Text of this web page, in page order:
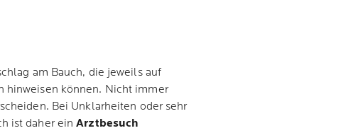
am Bauch, die jeweils auf
hinweisen können. Nicht immer
Bei Unklarheiten oder sehr
ist daher einArztbesuch